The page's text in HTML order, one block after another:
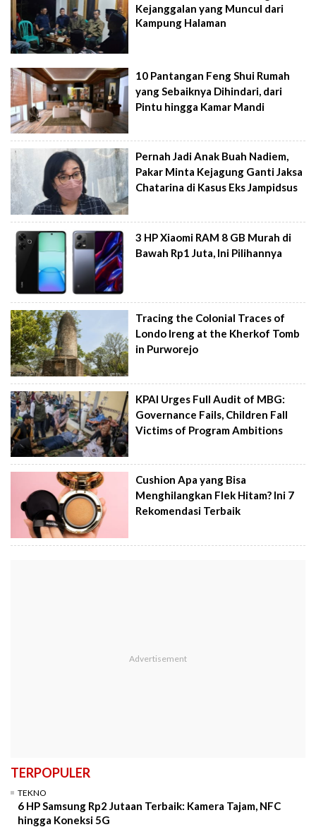
Kejanggalan yang Muncul dari
Kampung Halaman
10 Pantangan Feng Shui Rumah
yang Sebaiknya Dihindari, dari
Pintu hingga Kamar Mandi
Pernah Jadi Anak Buah Nadiem,
Pakar Minta Kejagung Ganti Jaksa
Chatarina di Kasus Eks Jampidsus
3 HP Xiaomi RAM 8 GB Murah di
Bawah Rp1 Juta, Ini Pilihannya
Tracing the Colonial Traces of
Londo Ireng at the Kherkof Tomb
in Purworejo
KPAI Urges Full Audit of MBG:
Governance Fails, Children Fall
Victims of Program Ambitions
Cushion Apa yang Bisa
Menghilangkan Flek Hitam? Ini 7
Rekomendasi Terbaik
TERPOPULER
TEKNO
6 HP Samsung Rp2 Jutaan Terbaik: Kamera Tajam, NFC
hingga Koneksi 5G